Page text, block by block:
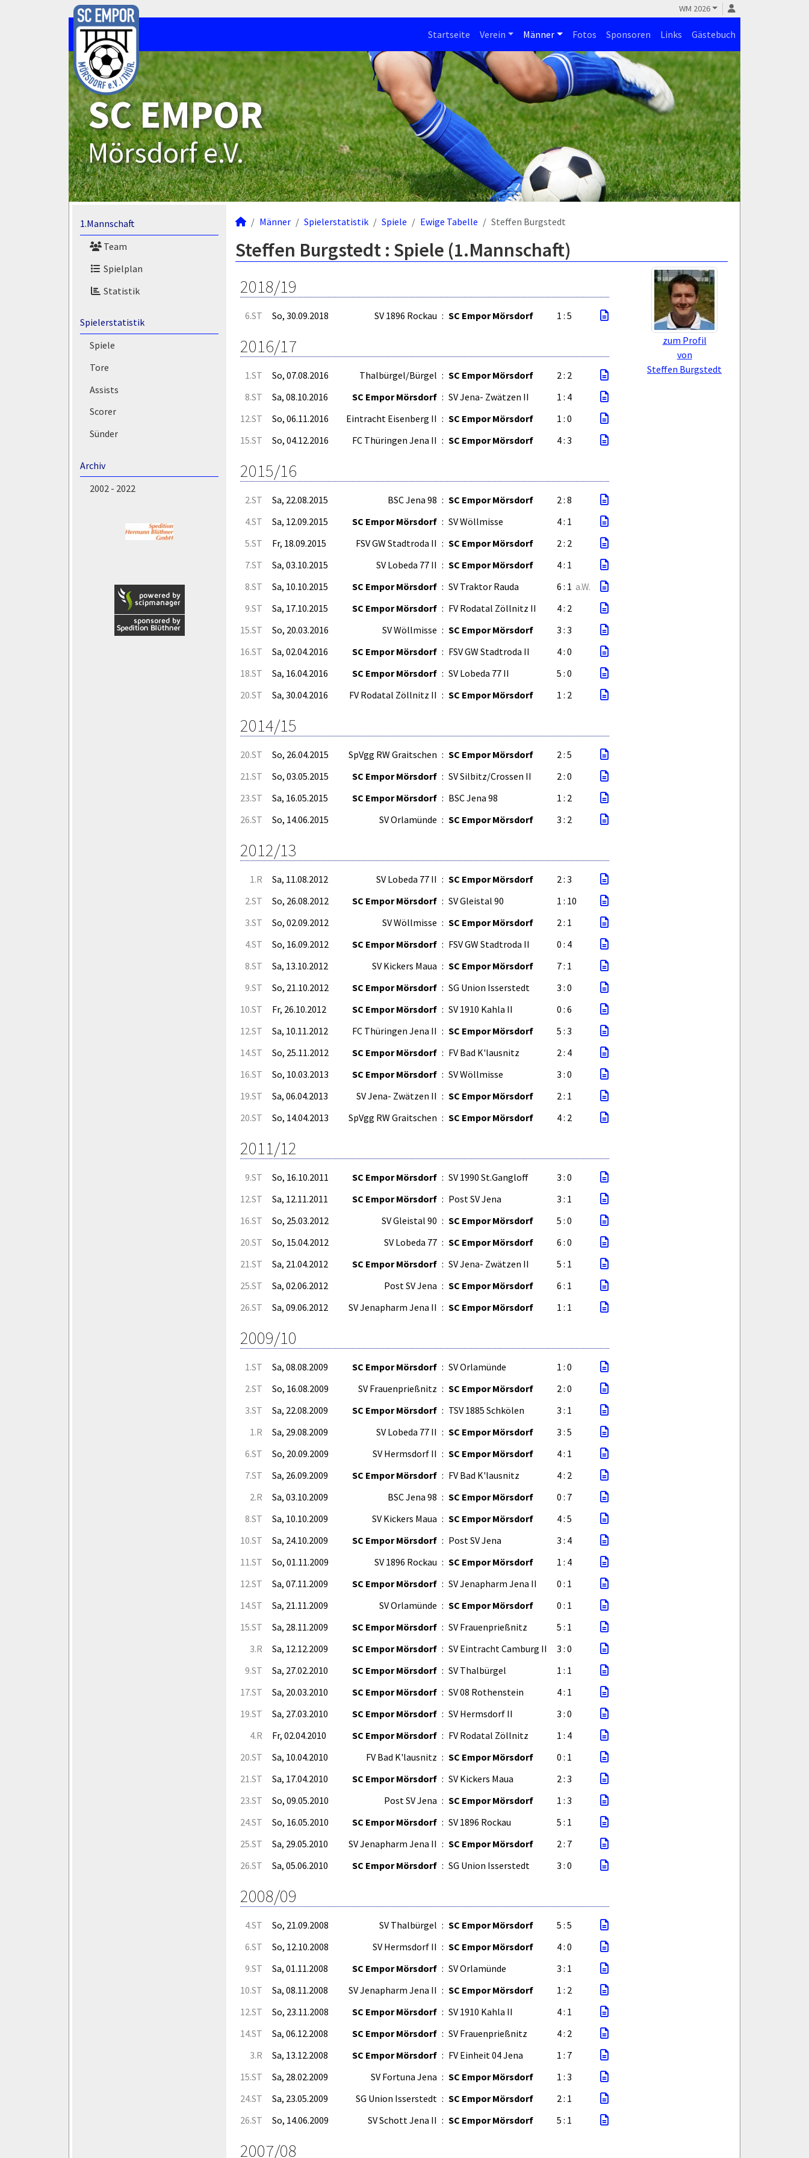
WM 2026
Startseite Verein Männer Fotos Sponsoren Links Gästebuch
SC EMPOR
Mörsdorf e.V.
1.Mannschaft
Team
Spielplan
Statistik
Spielerstatistik
Spiele
Tore
Assists
Scorer
Sünder
Archiv
2002 - 2022
Männer Spielerstatistik Spiele Ewige Tabelle Steffen Burgstedt
Steffen Burgstedt : Spiele (1.Mannschaft)
zum Profil
von
Steffen Burgstedt
2018/19
6.ST So, 30.09.2018 SV 1896 Rockau : SC Empor Mörsdorf 1 : 5
2016/17
1.ST So, 07.08.2016 Thalbürgel/Bürgel : SC Empor Mörsdorf
2 : 2
8.ST
Sa, 08.10.2016 SC Empor Mörsdorf : SV Jena- Zwätzen II
1 : 4
12.ST
So, 06.11.2016 Eintracht Eisenberg II : SC Empor Mörsdorf
1 : 0
15.ST
So, 04.12.2016 FC Thüringen Jena II : SC Empor Mörsdorf 4 : 3
2015/16
2.ST Sa, 22.08.2015 BSC Jena 98 : SC Empor Mörsdorf
2 : 8
4.ST
Sa, 12.09.2015 SC Empor Mörsdorf : SV Wöllmisse
4 : 1
5.ST
Fr, 18.09.2015 FSV GW Stadtroda II : SC Empor Mörsdorf
2 : 2
7.ST
Sa, 03.10.2015 SV Lobeda 77 II : SC Empor Mörsdorf
4 : 1
8.ST
Sa, 10.10.2015 SC Empor Mörsdorf : SV Traktor Rauda 6 : 1 a.W.
9.ST
Sa, 17.10.2015 SC Empor Mörsdorf : FV Rodatal Zöllnitz II
4 : 2
15.ST
So, 20.03.2016 SV Wöllmisse : SC Empor Mörsdorf
3 : 3
16.ST
Sa, 02.04.2016 SC Empor Mörsdorf : FSV GW Stadtroda II
4 : 0
18.ST
Sa, 16.04.2016 SC Empor Mörsdorf : SV Lobeda 77 II
5 : 0
20.ST
Sa, 30.04.2016 FV Rodatal Zöllnitz II : SC Empor Mörsdorf 1 : 2
2014/15
20.ST So, 26.04.2015 SpVgg RW Graitschen : SC Empor Mörsdorf
2 : 5
21.ST
So, 03.05.2015 SC Empor Mörsdorf : SV Silbitz/Crossen II
2 : 0
23.ST
Sa, 16.05.2015 SC Empor Mörsdorf : BSC Jena 98
1 : 2
26.ST
So, 14.06.2015 SV Orlamünde : SC Empor Mörsdorf 3 : 2
2012/13
1.R Sa, 11.08.2012 SV Lobeda 77 II : SC Empor Mörsdorf
2 : 3
2.ST
So, 26.08.2012 SC Empor Mörsdorf : SV Gleistal 90
1 : 10
3.ST
So, 02.09.2012 SV Wöllmisse : SC Empor Mörsdorf
2 : 1
4.ST
So, 16.09.2012 SC Empor Mörsdorf : FSV GW Stadtroda II
0 : 4
8.ST
Sa, 13.10.2012 SV Kickers Maua : SC Empor Mörsdorf
7 : 1
9.ST
So, 21.10.2012 SC Empor Mörsdorf : SG Union Isserstedt
3 : 0
10.ST
Fr, 26.10.2012 SC Empor Mörsdorf : SV 1910 Kahla II
0 : 6
12.ST
Sa, 10.11.2012 FC Thüringen Jena II : SC Empor Mörsdorf
5 : 3
14.ST
So, 25.11.2012 SC Empor Mörsdorf : FV Bad K'lausnitz
2 : 4
16.ST
So, 10.03.2013 SC Empor Mörsdorf : SV Wöllmisse
3 : 0
19.ST
Sa, 06.04.2013 SV Jena- Zwätzen II : SC Empor Mörsdorf
2 : 1
20.ST
So, 14.04.2013 SpVgg RW Graitschen : SC Empor Mörsdorf 4 : 2
2011/12
9.ST So, 16.10.2011 SC Empor Mörsdorf : SV 1990 St.Gangloff
3 : 0
12.ST
Sa, 12.11.2011 SC Empor Mörsdorf : Post SV Jena
3 : 1
16.ST
So, 25.03.2012 SV Gleistal 90 : SC Empor Mörsdorf
5 : 0
20.ST
So, 15.04.2012 SV Lobeda 77 : SC Empor Mörsdorf
6 : 0
21.ST
Sa, 21.04.2012 SC Empor Mörsdorf : SV Jena- Zwätzen II
5 : 1
25.ST
Sa, 02.06.2012 Post SV Jena : SC Empor Mörsdorf
6 : 1
26.ST
Sa, 09.06.2012 SV Jenapharm Jena II : SC Empor Mörsdorf 1 : 1
2009/10
1.ST Sa, 08.08.2009 SC Empor Mörsdorf : SV Orlamünde
1 : 0
2.ST
So, 16.08.2009 SV Frauenprießnitz : SC Empor Mörsdorf
2 : 0
3.ST
Sa, 22.08.2009 SC Empor Mörsdorf : TSV 1885 Schkölen
3 : 1
1.R
Sa, 29.08.2009 SV Lobeda 77 II : SC Empor Mörsdorf
3 : 5
6.ST
So, 20.09.2009 SV Hermsdorf II : SC Empor Mörsdorf
4 : 1
7.ST
Sa, 26.09.2009 SC Empor Mörsdorf : FV Bad K'lausnitz
4 : 2
2.R
Sa, 03.10.2009 BSC Jena 98 : SC Empor Mörsdorf
0 : 7
8.ST
Sa, 10.10.2009 SV Kickers Maua : SC Empor Mörsdorf
4 : 5
10.ST
Sa, 24.10.2009 SC Empor Mörsdorf : Post SV Jena
3 : 4
11.ST
So, 01.11.2009 SV 1896 Rockau : SC Empor Mörsdorf
1 : 4
12.ST
Sa, 07.11.2009 SC Empor Mörsdorf : SV Jenapharm Jena II
0 : 1
14.ST
Sa, 21.11.2009 SV Orlamünde : SC Empor Mörsdorf
0 : 1
15.ST
Sa, 28.11.2009 SC Empor Mörsdorf : SV Frauenprießnitz
5 : 1
3.R
Sa, 12.12.2009 SC Empor Mörsdorf : SV Eintracht Camburg II
3 : 0
9.ST
Sa, 27.02.2010 SC Empor Mörsdorf : SV Thalbürgel
1 : 1
17.ST
Sa, 20.03.2010 SC Empor Mörsdorf : SV 08 Rothenstein
4 : 1
19.ST
Sa, 27.03.2010 SC Empor Mörsdorf : SV Hermsdorf II
3 : 0
4.R
Fr, 02.04.2010 SC Empor Mörsdorf : FV Rodatal Zöllnitz
1 : 4
20.ST
Sa, 10.04.2010 FV Bad K'lausnitz : SC Empor Mörsdorf
0 : 1
21.ST
Sa, 17.04.2010 SC Empor Mörsdorf : SV Kickers Maua
2 : 3
23.ST
So, 09.05.2010 Post SV Jena : SC Empor Mörsdorf
1 : 3
24.ST
So, 16.05.2010 SC Empor Mörsdorf : SV 1896 Rockau
5 : 1
25.ST
Sa, 29.05.2010 SV Jenapharm Jena II : SC Empor Mörsdorf
2 : 7
26.ST
Sa, 05.06.2010 SC Empor Mörsdorf : SG Union Isserstedt 3 : 0
2008/09
4.ST So, 21.09.2008 SV Thalbürgel : SC Empor Mörsdorf
5 : 5
6.ST
So, 12.10.2008 SV Hermsdorf II : SC Empor Mörsdorf
4 : 0
9.ST
Sa, 01.11.2008 SC Empor Mörsdorf : SV Orlamünde
3 : 1
10.ST
Sa, 08.11.2008 SV Jenapharm Jena II : SC Empor Mörsdorf
1 : 2
12.ST
So, 23.11.2008 SC Empor Mörsdorf : SV 1910 Kahla II
4 : 1
14.ST
Sa, 06.12.2008 SC Empor Mörsdorf : SV Frauenprießnitz
4 : 2
3.R
Sa, 13.12.2008 SC Empor Mörsdorf : FV Einheit 04 Jena
1 : 7
15.ST
Sa, 28.02.2009 SV Fortuna Jena : SC Empor Mörsdorf
1 : 3
24.ST
Sa, 23.05.2009 SG Union Isserstedt : SC Empor Mörsdorf
2 : 1
26.ST
So, 14.06.2009 SV Schott Jena II : SC Empor Mörsdorf 5 : 1
2007/08